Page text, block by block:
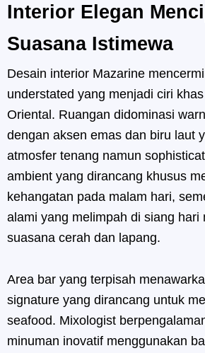
Interior Elegan
Suasana Istimewa
Desain interior Mazarine
understated yang menjadi ciri
Oriental. Ruangan didominasi
dengan aksen emas dan biru laut
atmosfer tenang namun
ambient yang dirancang khusus
kehangatan pada malam hari,
alami yang melimpah di siang hari
suasana cerah dan lapang.
Area bar yang terpisah
signature yang dirancang untuk
seafood. Mixologist
minuman inovatif menggunakan